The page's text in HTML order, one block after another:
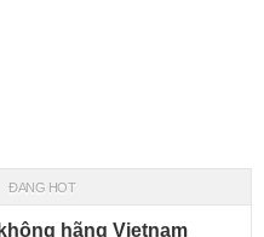
ĐANG HOT
hãng Vietnam